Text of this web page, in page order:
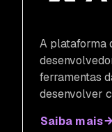
A plataforma
ferramentas
desenvolver
Saiba mais